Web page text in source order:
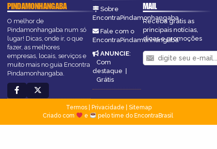
PINDAMONHANGABA
O melhor de
Pindamonhangaba num só
lugar! Dicas, onde ir, o que
fazer, as melhores
empresas, locais, serviços e
muito mais no guia Encontra
Pindamonhangaba.
Sobre
EncontraPindamonhangaba
Fale com o
EncontraPindamonhangaba
ANUNCIE:
Com
destaque |
Grátis
MAIL
Receba grátis as
principais notícias,
dicas e promoções
Termos| Privacidade
Sitemap
Criado com
e pelo time do EncontraBrasil